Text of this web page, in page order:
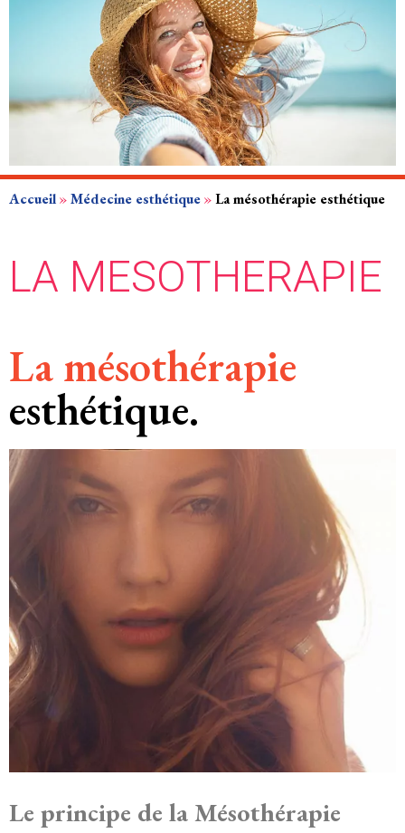
Accueil»Médecine esthétique»La mésothérapie esthétique
LA MESOTHERAPIE
La mésothérapie
esthétique.
Le principe de la Mésothérapie